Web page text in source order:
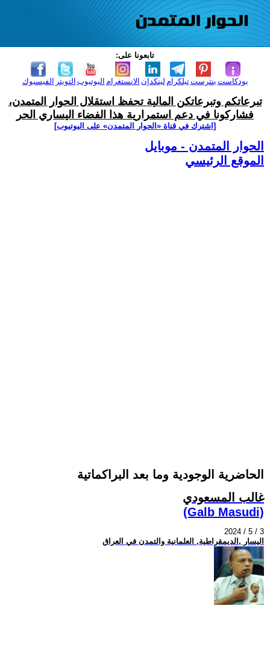
تابعونا على:
الفيسبوك التويتر اليوتيوب الانستغرام لينكدإن تيلكرامبنترست بودكاست
تبرعاتكم وتبرعاتكن المالية تحفظ استقلال الحوار المتمدن،
فشاركونا في دعم استمرارية هذا الفضاء اليساري الحر
[اشترك في قناة ‫«الحوار المتمدن» على اليوتيوب]
الحوار المتمدن - موبايل
الموقع الرئيسي
الحاضرية الوجودية وما بعد البراكماتية
غالب المسعودي
(Galb Masudi)
2024 / 5 / 3
اليسار ,الديمقراطية, العلمانية والتمدن في العراق